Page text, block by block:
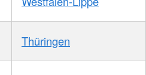
Thüringen